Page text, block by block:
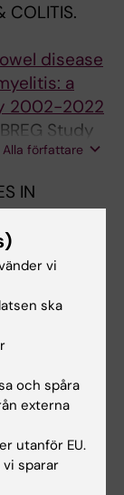
COLITIS.
disease
a
2002-2022
Study
Alla författare
IN
files
of
M;
Vlieger
Olen O
Alla författare
vi
ska
och spåra
externa
utanför EU.
sparar